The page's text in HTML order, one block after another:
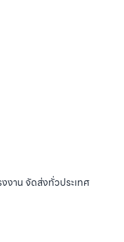
งาน จัดส่งทั่วประเทศ